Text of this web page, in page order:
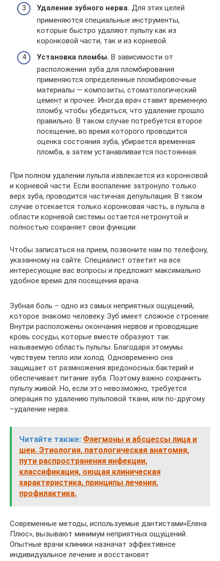
Удаление зубного нерва. Для этих целей
применяются специальные инструменты,
которые быстро удаляют пульпу как из
коронковой части, так и из корневой.
Установка пломбы. В зависимости от
расположения зуба для пломбирования
применяются определенные пломбировочные
материалы — композиты, стоматологический
цемент и прочее. Иногда врач ставит временную
пломбу, чтобы убедиться, что удаление прошло
правильно. В таком случае потребуется второе
посещение, во время которого проводится
оценка состояния зуба, убирается временная
пломба, а затем устанавливается постоянная.
При полном удалении пульпа извлекается из коронковой
и корневой части. Если воспаление затронуло только
верх зуба, проводится частичная депульпация. В таком
случае отсекается только коронковая часть, а пульпа в
области корневой системы остается нетронутой и
полностью сохраняет свои функции.
Чтобы записаться на прием, позвоните нам по телефону,
указанному на сайте. Специалист ответит на все
интересующие вас вопросы и предложит максимально
удобное время для посещения врача.
Зубная боль – одно из самых неприятных ощущений,
которое знакомо человеку. Зуб имеет сложное строение.
Внутри расположены окончания нервов и проводящие
кровь сосуды, которые вместе образуют так
называемую область пульпы. Благодаря этомумы
чувствуем тепло или холод. Одновременно она
защищает от размножения вредоносных бактерий и
обеспечивает питание зуба. Поэтому важно сохранить
пульпу живой. Но, если это невозможно, требуется
операция по удалению пульповой ткани, или по-другому
–удаление нерва.
Читайте также: Флегмоны и абсцессы лица и
шеи. Этиология, патологическая анатомия,
пути распространения инфекции,
классификация, оющая клиническая
характеристика, принципы лечения,
профилактика.
Современные методы, используемые дантистами«Елена
Плюс», вызывают минимум неприятных ощущений.
Опытные врачи клиники назначат эффективное
индивидуальное лечение и восстановят